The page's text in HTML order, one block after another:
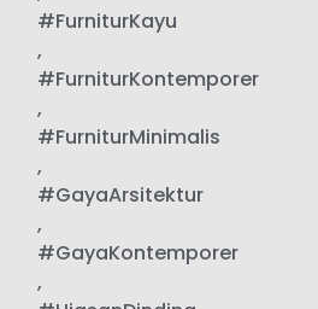
#FurniturKayu
,
#FurniturKontemporer
,
#FurniturMinimalis
,
#GayaArsitektur
,
#GayaKontemporer
,